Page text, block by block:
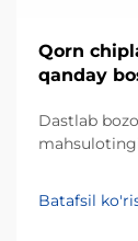
Qorn
qanday
Dastlab
oldin,
Batafsil